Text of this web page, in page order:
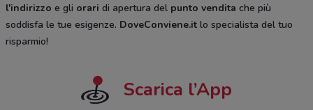
l'indirizzo e gli orari di apertura del punto vendita che più
soddisfa le tue esigenze. DoveConviene.it lo specialista del tuo
risparmio!
Scarica l’App